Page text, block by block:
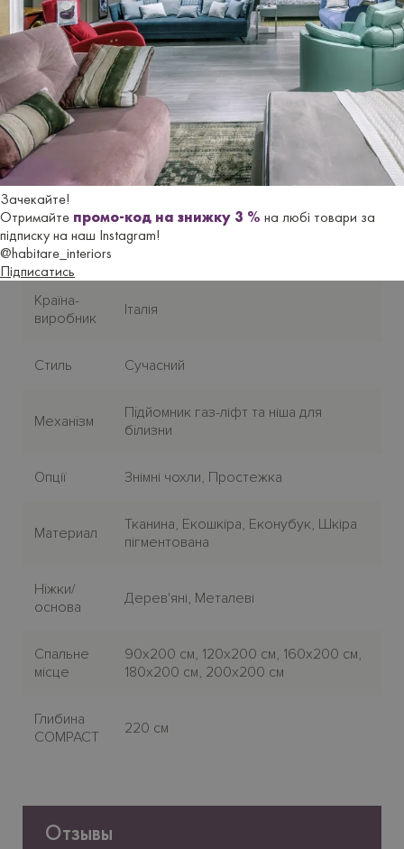
Зачекайте!
Отримайте промо-код на знижку 3 % на любі товари за
підписку на наш Instagram!
@habitare_interiors
Підписатись
- компактний габарит при глибині матрацу у 200 см -
ГАБАРИТНА ГЛИБИНА ліжка TENDER усього 220 см!
Термін постачання з Італії до 2,5 місяців.
Гарантійний термін - 18 місяців.
Характеристики
Бренд
Країна-
виробник
Італія
Стиль Сучасний
Механiзм
Пiдйомник газ-ліфт та ніша для
бiлизни
Опції Знімні чохли, Простежка
Материал
Тканина, Екошкіра, Еконубук, Шкіра
пігментована
Нiжки/
основа
Дерев'яні, Металеві
Спальне
місце
90x200 см, 120x200 см, 160x200 см,
180x200 см, 200x200 см
Глибина
COMPACT
220 см
Отзывы